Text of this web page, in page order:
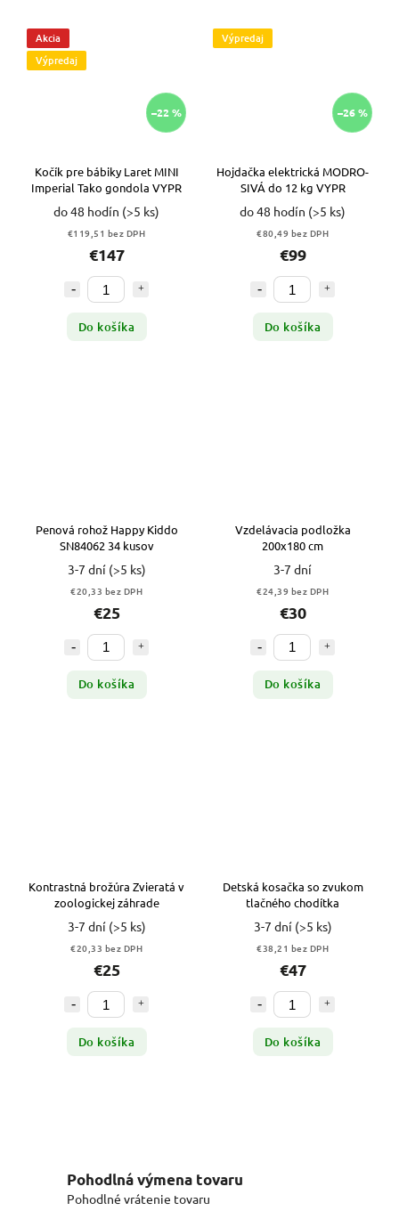
Akcia
Výpredaj
–22 %
Kočík pre bábiky Laret MINI
Imperial Tako gondola VYPR
do 48 hodín (>5 ks)
€119,51 bez DPH
€147
Do košíka
Výpredaj
–26 %
Hojdačka elektrická MODRO-
SIVÁ do 12 kg VYPR
do 48 hodín (>5 ks)
€80,49 bez DPH
€99
Do košíka
Penová rohož Happy Kiddo
SN84062 34 kusov
3-7 dní (>5 ks)
€20,33 bez DPH
€25
Do košíka
Vzdelávacia podložka
200x180 cm
3-7 dní
€24,39 bez DPH
€30
Do košíka
Kontrastná brožúra Zvieratá v
zoologickej záhrade
3-7 dní (>5 ks)
€20,33 bez DPH
€25
Do košíka
Detská kosačka so zvukom
tlačného chodítka
3-7 dní (>5 ks)
€38,21 bez DPH
€47
Do košíka
Pohodlná výmena tovaru
Pohodlné vrátenie tovaru